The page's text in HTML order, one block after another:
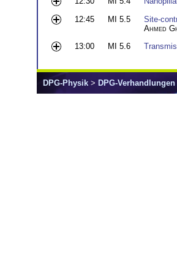
12:45
MI 5.5 Site-
Ahmed
13:00
MI 5.6
DPG-Physik > DPG-Verhandlungen